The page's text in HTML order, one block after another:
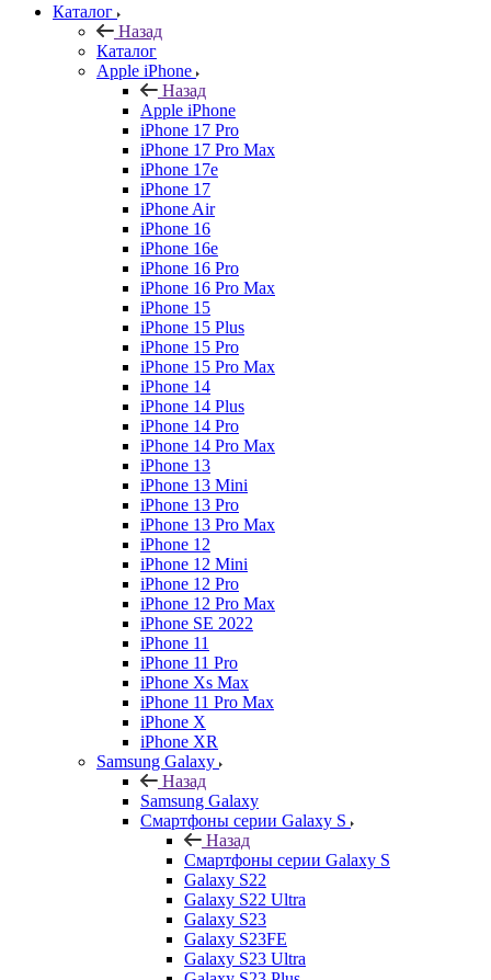
Каталог
Назад
Каталог
Apple iPhone
Назад
Apple iPhone
iPhone 17 Pro
iPhone 17 Pro Max
iPhone 17e
iPhone 17
iPhone Air
iPhone 16
iPhone 16e
iPhone 16 Pro
iPhone 16 Pro Max
iPhone 15
iPhone 15 Plus
iPhone 15 Pro
iPhone 15 Pro Max
iPhone 14
iPhone 14 Plus
iPhone 14 Pro
iPhone 14 Pro Max
iPhone 13
iPhone 13 Mini
iPhone 13 Pro
iPhone 13 Pro Max
iPhone 12
iPhone 12 Mini
iPhone 12 Pro
iPhone 12 Pro Max
iPhone SE 2022
iPhone 11
iPhone 11 Pro
iPhone Xs Max
iPhone 11 Pro Max
iPhone X
iPhone XR
Samsung Galaxy
Назад
Samsung Galaxy
Смартфоны серии Galaxy S
Назад
Смартфоны серии Galaxy S
Galaxy S22
Galaxy S22 Ultra
Galaxy S23
Galaxy S23FE
Galaxy S23 Ultra